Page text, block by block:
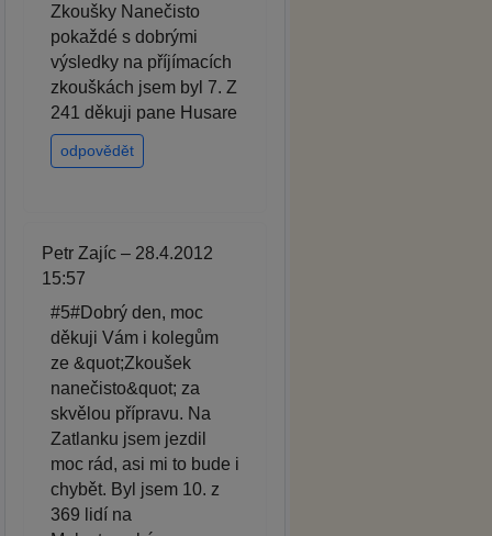
Zkoušky Nanečisto
pokaždé s dobrými
výsledky na příjímacích
zkouškách jsem byl 7. Z
241 děkuji pane Husare
odpovědět
Petr Zajíc – 28.4.2012
15:57
#5#Dobrý den, moc
děkuji Vám i kolegům
ze &quot;Zkoušek
nanečisto&quot; za
skvělou přípravu. Na
Zatlanku jsem jezdil
moc rád, asi mi to bude i
chybět. Byl jsem 10. z
369 lidí na